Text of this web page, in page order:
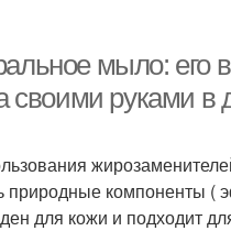
мыло: его
своими руками
природные компоненты
для кожи и подходит